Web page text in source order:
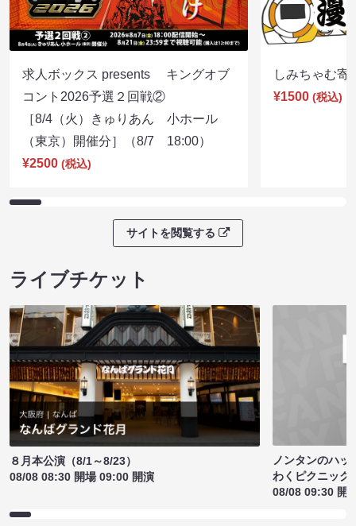
求人ボックス presents キングオブ
コント2026予選２回戦②
［8/4（火）きゅりあん 小ホール
（東京）開催分］（8/7 18:00）
¥2500 (税込)
しみちゃむ
¥1500 (税込)
サイトを閲覧する
ライブチケット
８月本公演（8/1～8/23）
08/08 08:30 開場 09:00 開演
ノンタンのハッ
わくピクニック
08/08 09:30 開